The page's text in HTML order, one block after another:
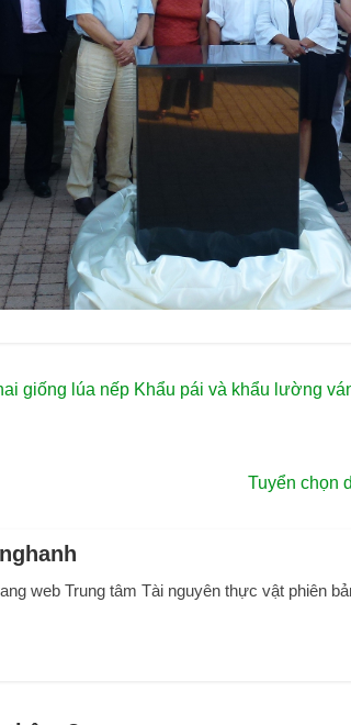
giống lúa nếp Khẩu pái và khẩu lường
Tuyển chọn
web Trung tâm Tài nguyên thực vật phiên